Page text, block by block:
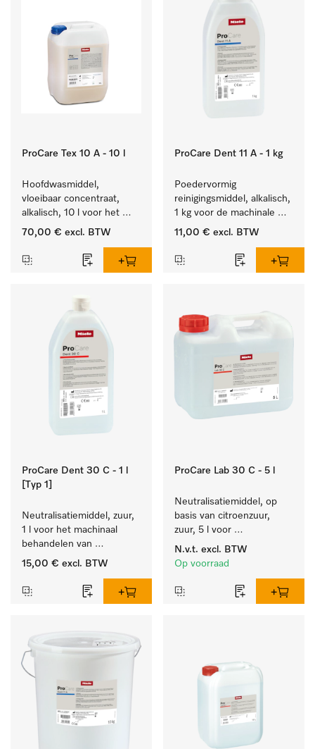
ProCare Tex 10 A - 10 l
Hoofdwasmiddel,
vloeibaar concentraat,
alkalisch, 10 l voor het
reinigen van wit wasgoed
70,00 € excl. BTW
ProCare Dent 11 A - 1 kg
Poedervormig
reinigingsmiddel, alkalisch,
1 kg voor de machinale
behandeling van
instrumenten.
11,00 € excl. BTW
ProCare Dent 30 C - 1 l
[Typ 1]
Neutralisatiemiddel, zuur,
1 l voor het machinaal
behandelen van
tandheelkundige- en
15,00 € excl. BTW
ProCare Lab 30 C - 5 l
Neutralisatiemiddel, op
basis van citroenzuur,
zuur, 5 l voor
materiaalbesparende,
machinale reiniging van
gerei.
N.v.t. excl. BTW
Op voorraad